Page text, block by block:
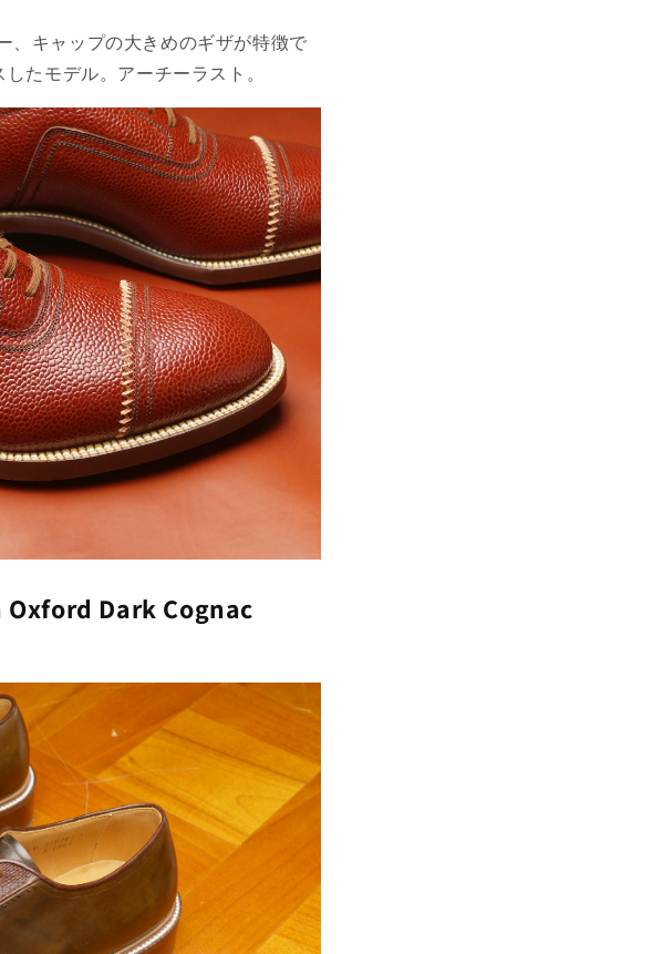
、キャップの大きめのギザが特徴で
たモデル。アーチーラスト。
Dark Cognac